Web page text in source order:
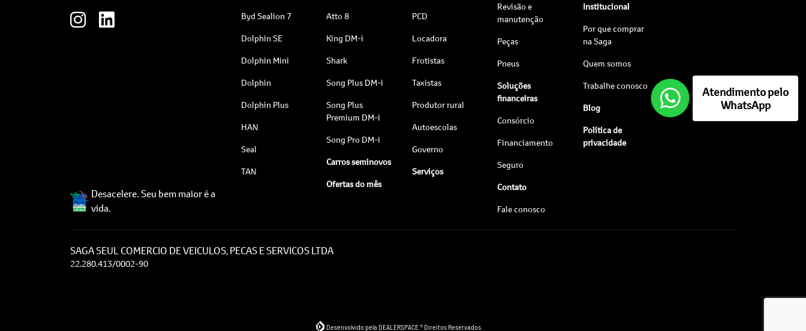
Desacelere. Seu bem maior é a
vida.
Byd Sealion 7
Dolphin SE
Dolphin Mini
Dolphin
Dolphin Plus
HAN
Seal
TAN
Atto 8
King DM-i
Shark
Song Plus DM-i
Song Plus
Premium DM-i
Song Pro DM-i
Carros seminovos
Ofertas do mês
PCD
Locadora
Frotistas
Taxistas
Produtor rural
Autoescolas
Governo
Serviços
Revisão e
manutenção
Peças
Pneus
Soluções
financeiras
Consórcio
Financiamento
Seguro
Contato
Fale conosco
Institucional
Por que comprar
na Saga
Quem somos
Trabalhe conosco
Blog
Política de
privacidade
SAGA SEUL COMERCIO DE VEICULOS, PECAS E SERVICOS LTDA
22.280.413/0002-90
Desenvolvido pela DEALERSPACE ® Direitos Reservados.
Atendimento pelo
WhatsApp